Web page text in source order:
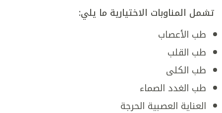
تشمل المناوبات الاختيارية ما يلي:
طب الأعصاب
طب القلب
طب الكلى
طب الغدد الصماء
العناية العصبية الحرجة